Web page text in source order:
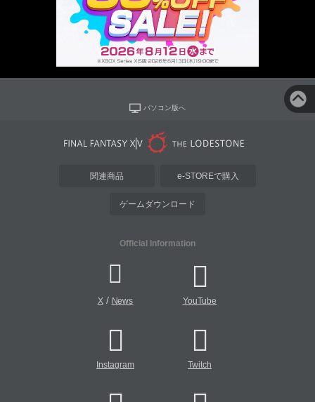
パソコン版へ
関連商品 e-STOREで購入
ゲームダウンロード
Official Information
X/ News YouTube
Instagram Twitch